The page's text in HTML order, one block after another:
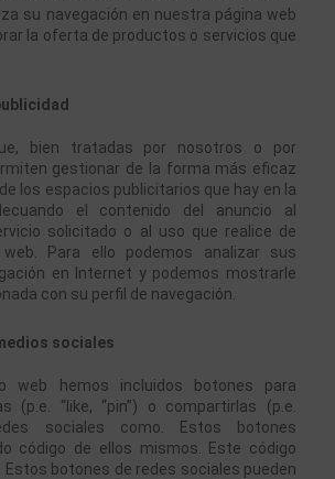
su navegación en nuestra página web
la oferta de productos o servicios que
bien tratadas por nosotros o por
gestionar de la forma más eficaz
los espacios publicitarios que hay en la
el contenido del anuncio al
solicitado o al uso que realice de
Para ello podemos analizar sus
en Internet y podemos mostrarle
con su perfil de navegación.
sociales
web hemos incluidos botones para
(p.e. “like, “pin”) o compartirlas (p.e.
sociales como. Estos botones
código de ellos mismos. Este código
botones de redes sociales pueden